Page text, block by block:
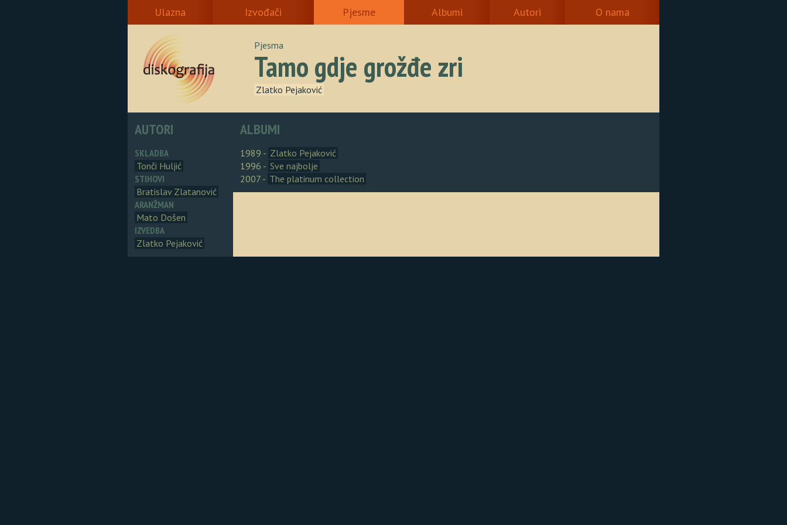
Ulazna Izvođači Pjesme Albumi Autori O nama
Pjesma
Tamo gdje grožđe zri
Zlatko Pejaković
AUTORI
SKLADBA
Tonči Huljić
STIHOVI
Bratislav Zlatanović
ARANŽMAN
Mato Došen
IZVEDBA
Zlatko Pejaković
ALBUMI
1989 - Zlatko Pejaković
1996 - Sve najbolje
2007 - The platinum collection